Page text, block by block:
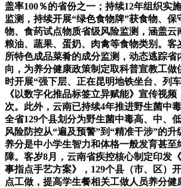
盖率100％的省份之一；持续12年组织实
监测，持续开展“绿色食物牌”获食物、保
物、食药试点物质省级风险监测，涵盖云
粮油、蔬果、蛋奶、肉禽等食物类别。客
所特色成品菜肴的成分监测，动态逃踪省
向，为养分健康政策制定取科普宣教工做
时开展“强下层、正在昆明地铁坐台、列
《以数字化推品标签立异赋能》宣传视频
次。此外，云南已持续4年推进野生菌中
全省129个县划分为野生菌中毒高、中、
风险防控从“遍及预警”到“精准干涉”的
养分是中小学生智力和体格一般发育甚至
障。客岁8月，云南省疾控核心制定印发
事指点手艺方案》，129个县（市、区）
点工做，提高学生餐相关工做人员养分健